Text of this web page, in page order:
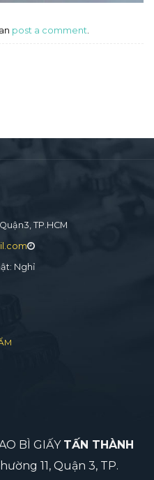
post a comment.
TP.HCM
Nghỉ
BÌ GIẤY TẤN THÀNH
11, Quận 3, TP.